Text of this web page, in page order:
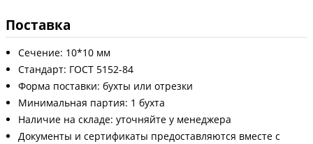
Поставка
Сечение: 10*10 мм
Стандарт: ГОСТ 5152-84
Форма поставки: бухты или отрезки
Минимальная партия: 1 бухта
Наличие на складе: уточняйте у менеджера
Документы и сертификаты предоставляются вместе с